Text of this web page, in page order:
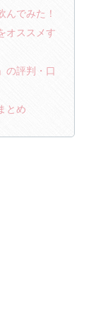
んでみた！
オススメす
の評判・口
とめ